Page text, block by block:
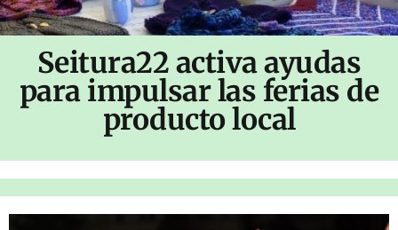
Seitura22 activa ayudas
para impulsar las ferias de
producto local